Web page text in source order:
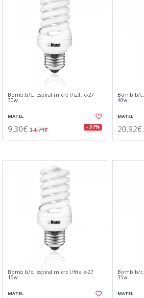
Bomb.b/c. espiral micro l/cal. e-27
30w
MATEL
9,30€ 14,71€ - 37%
Bomb.b/
40w
MATEL
20,92€
Bomb.b/c. espiral micro l/fria e-27
15w
MATEL
Bomb.b/
35w
MATEL